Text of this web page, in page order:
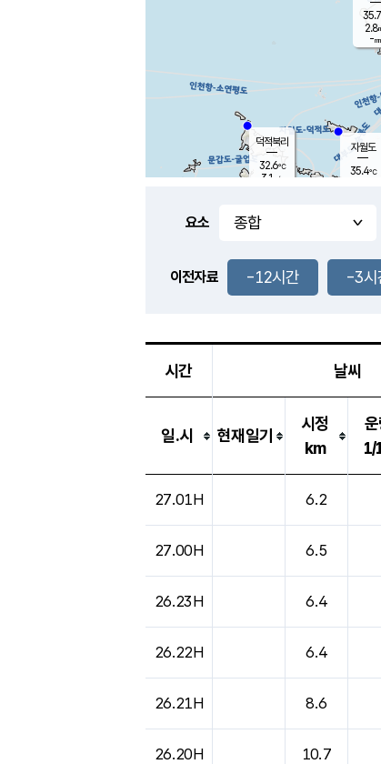
자월도
35.4℃
35.7
2.8
-mm
-
덕적북리
32.6℃
3.1 m/s
요소
이전자료 -12시간 -3시
시간 날씨
일.시 현재일기
시정
km
1/
27.01H 6.2
27.00H 6.5
26.23H 6.4
26.22H 6.4
26.21H 8.6
26.20H 10.7